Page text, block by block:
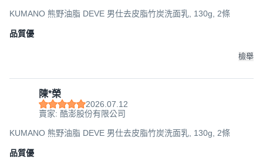
KUMANO 熊野油脂 DEVE 男仕去皮脂竹炭洗面乳, 130g, 2條
品質優
檢舉
陳*榮
2026.07.12
賣家: 酷澎股份有限公司
KUMANO 熊野油脂 DEVE 男仕去皮脂竹炭洗面乳, 130g, 2條
品質優